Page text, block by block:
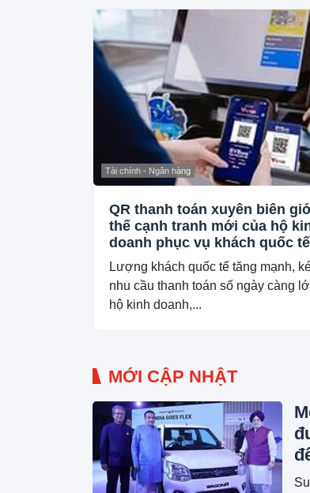
Tài chính - Ngân hàng
QR thanh toán xuyên biên
thế cạnh tranh mới của hộ
doanh phục vụ khách quốc tế
Lượng khách quốc tế tăng mạnh,
nhu cầu thanh toán số ngày càng
hộ kinh doanh,...
MỚI CẬP NHẬT